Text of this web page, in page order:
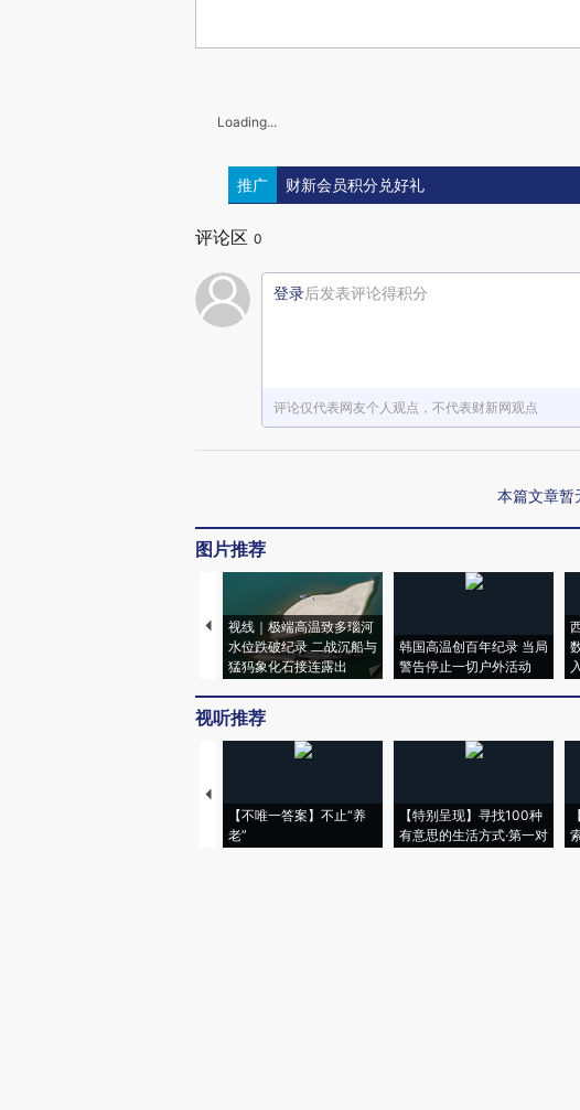
Loading...
推广 财新会员积分兑好礼
评论区 0
登录后发表评论得积分
评论仅代表网友个人观点，不代表财新网观点
本篇文章暂
图片推荐
视线｜极端高温致多瑙河
水位跌破纪录 二战沉船与
猛犸象化石接连露出
韩国高温创百年纪录 当局
警告停止一切户外活动
入
视听推荐
【不唯一答案】不止“养
老”
【特别呈现】寻找100种
有意思的生活方式·第一对